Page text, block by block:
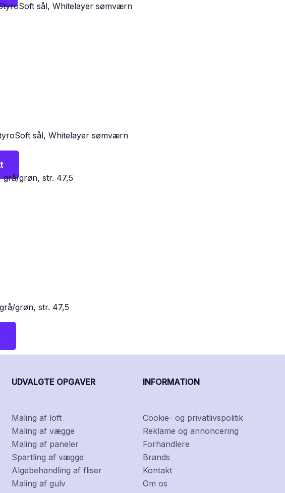
sål, Whitelayer sømværn
grøn, str. 47,5
UDVALGTE OPGAVER
Maling af loft
Maling af vægge
Maling af paneler
Spartling af vægge
Algebehandling af fliser
Maling af gulv
INFORMATION
Cookie- og privatlivspolitik
Reklame og annoncering
Forhandlere
Brands
Kontakt
Om os